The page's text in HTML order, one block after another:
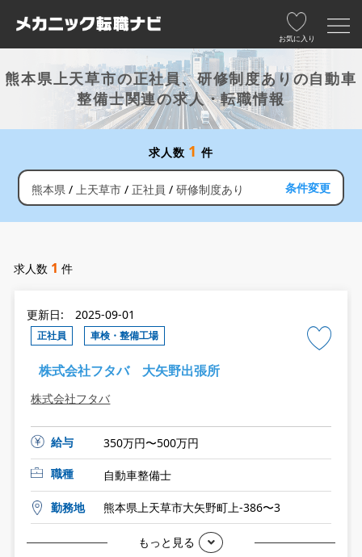
お気に入り
熊本県上天草市の正社員、研修制度ありの自動車
整備士関連の求人・転職情報
求人数 1 件
熊本県 上天草市 正社員 研修制度あり 条件変更
求人数 1 件
更新日: 2025-09-01
正社員 車検・整備工場
株式会社フタバ 大矢野出張所
株式会社フタバ
給与
350万円〜500万円
職種
自動車整備士
勤務地 熊本県上天草市大矢野町上-386〜3
もっと見る